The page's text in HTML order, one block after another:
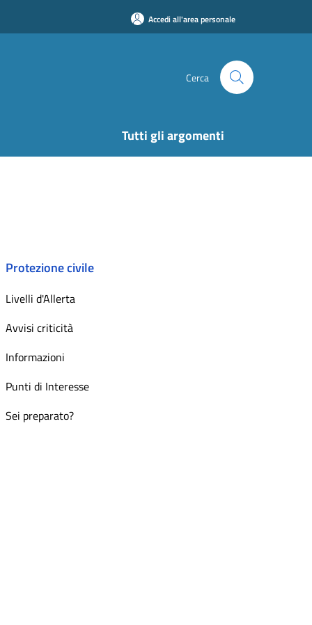
Accedi all'area personale
Cerca
Tutti gli argomenti
Protezione civile
Livelli d'Allerta
Avvisi criticità
Informazioni
Punti di Interesse
Sei preparato?